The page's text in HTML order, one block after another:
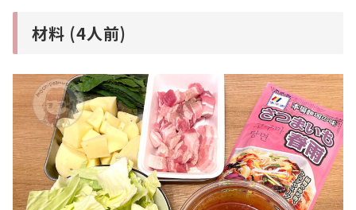
材料 (4人前)